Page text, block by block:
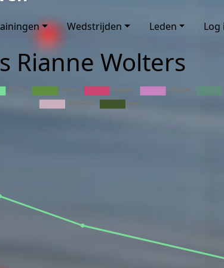
Wedstrijden Leden
Log
Rianne Wolters